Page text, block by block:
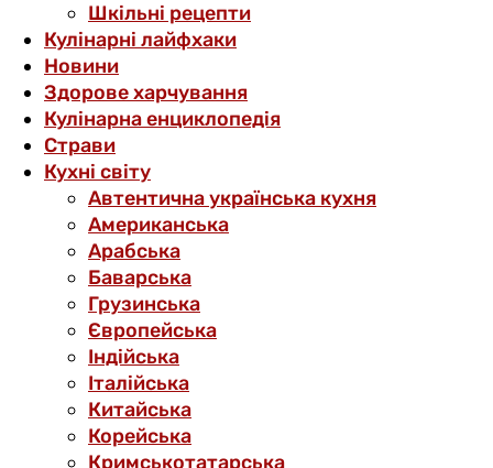
Шкільні рецепти
Кулінарні лайфхаки
Новини
Здорове харчування
Кулінарна енциклопедія
Страви
Кухні світу
Автентична українська кухня
Американська
Арабська
Баварська
Грузинська
Європейська
Індійська
Італійська
Китайська
Корейська
Кримськотатарська